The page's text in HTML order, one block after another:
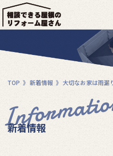
TOP 新着情報 大切なお家は雨漏
新着情報